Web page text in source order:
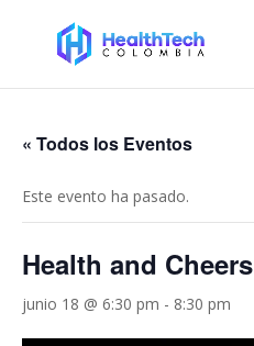
« Todos los Eventos
Este evento ha pasado.
Health and Cheers
junio 18 @ 6:30 pm - 8:30 pm